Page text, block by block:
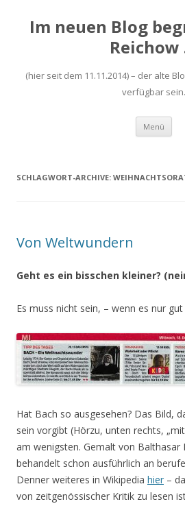
Im neuen Blog
(hier seit dem 11.11.2014) – der alte
verfügbar sein.
Menü Zum
SCHLAGWORT-ARCHIVE:
Von Weltwundern
Geht es ein bisschen kleiner?
Es muss nicht sein, – wenn es nur
Hat Bach so ausgesehen? Das Bild,
sein vorgibt (Hörzu, unten rechts,
am wenigsten. Gemalt von Balthasar
behandelt schon ausführlich an
Denner weiteres in Wikipedia hier –
von zeitgenössischer Kritik zu lesen